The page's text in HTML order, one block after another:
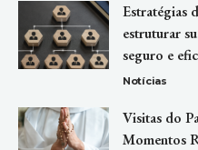
Estratégias
estruturar
seguro e
Notícias
Visitas do
Momentos